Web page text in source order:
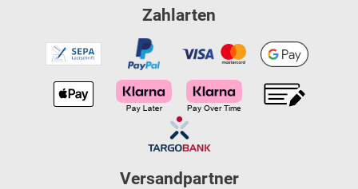
Zahlarten
Versandpartner